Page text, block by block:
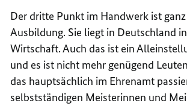
Der dritte Punkt im Handwerk ist
Ausbildung. Sie liegt in Deutschland
Wirtschaft. Auch das ist ein
und es ist nicht mehr genügend
das hauptsächlich im Ehrenamt
selbstständigen Meisterinnen und